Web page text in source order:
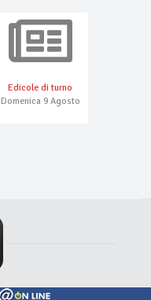
Edicole di turno
Domenica 9 Agosto